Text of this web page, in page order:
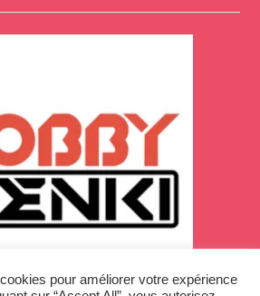
pour améliorer votre expérience